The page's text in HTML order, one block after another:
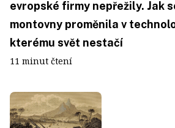
evropské firmy nepřežily. Jak
montovny proměnila v
kterému svět nestačí
11 minut čtení